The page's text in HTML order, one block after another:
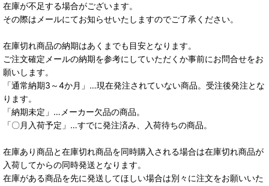
在庫が不足する場合がございます。
その際はメールにてお知らせいたしますのでご了承ください。
在庫切れ商品の納期はあくまでも目安となります。
ご注文確定メールの納期を参考にしていただくか事前にお問合せをお
願いします。
「通常納期3～4か月」…現在発注されていない商品。受注後発注とな
ります。
「納期未定」…メーカー欠品の商品。
「〇月入荷予定」…すでに発注済み、入荷待ちの商品。
在庫あり商品と在庫切れ商品を同時購入される場合は在庫切れ商品が
入荷してからの同時発送となります。
在庫がある商品を先に発送してほしい場合は別々に注文をお願いいた